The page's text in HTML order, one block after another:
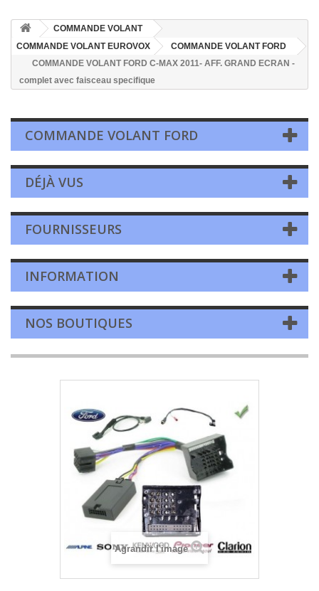
COMMANDE VOLANT
COMMANDE VOLANT EUROVOX
COMMANDE VOLANT FORD
COMMANDE VOLANT FORD C-MAX 2011- AFF. GRAND ECRAN -
complet avec faisceau specifique
COMMANDE VOLANT FORD
DÉJÀ VUS
FOURNISSEURS
INFORMATION
NOS BOUTIQUES
Agrandir l'image